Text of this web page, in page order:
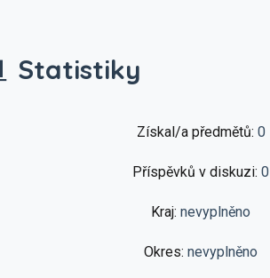
Statistiky
Získal/a předmětů: 0
Příspěvků v diskuzi: 0
Kraj: nevyplněno
Okres: nevyplněno